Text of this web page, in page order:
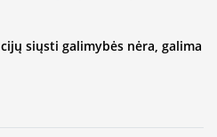
siųsti galimybės nėra, galima